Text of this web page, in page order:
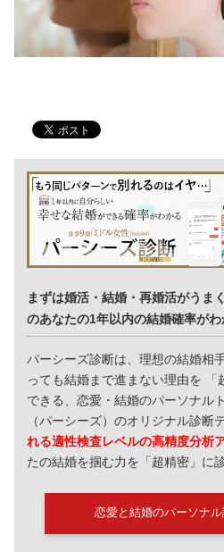
まずは婚活・結婚・再婚活がうま
のあなたの1年以内の結婚確率が
パーシーズ診断は、理想の結婚相
っても結婚まで進まない理由を
できる、恋愛・結婚のパーソナル
（パーシーズ）のオリジナル診断
れる適性検査レベルの高精度分析
たの結婚を掴む力を「超精密」に
恋愛と結婚のパーソナ